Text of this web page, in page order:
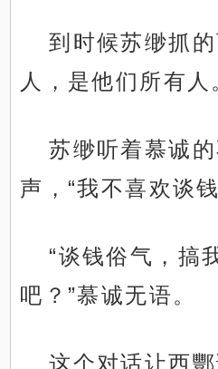
到时候苏缈抓
人，是他们所有人
苏缈听着慕诚
声，“我不喜欢谈
“谈钱俗气，搞
吧？”慕诚无语。
这个对话让西酆